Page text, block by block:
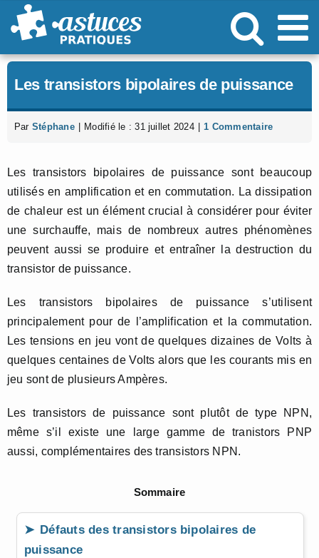
Passer
au
Les transistors bipolaires de puissance
Par Stéphane Modifié le : 31 juillet 2024 1 Commentaire
Les transistors bipolaires de puissance sont beaucoup
utilisés en amplification et en commutation. La dissipation
de chaleur est un élément crucial à considérer pour éviter
une surchauffe, mais de nombreux autres phénomènes
peuvent aussi se produire et entraîner la destruction du
transistor de puissance.
Les transistors bipolaires de puissance s’utilisent
principalement pour de l’amplification et la commutation.
Les tensions en jeu vont de quelques dizaines de Volts à
quelques centaines de Volts alors que les courants mis en
jeu sont de plusieurs Ampères.
Les transistors de puissance sont plutôt de type NPN,
même s’il existe une large gamme de tranistors PNP
aussi, complémentaires des transistors NPN.
Sommaire
Défauts des transistors bipolaires de
puissance